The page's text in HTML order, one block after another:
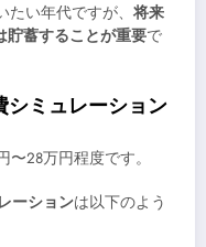
い年代ですが、 将来
貯蓄することが重要で
ミュレーション
28万円程度です。
ーションは以下のよう